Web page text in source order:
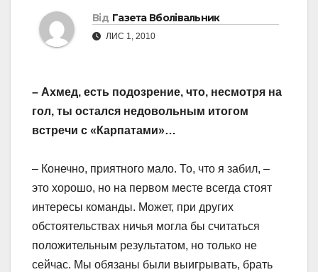
Від Газета Вболівальник
ЛИС 1, 2010
– Ахмед, есть подозрение, что, несмотря на
гол, ты остался недовольным итогом
встречи с «Карпатами»…
– Конечно, приятного мало. То, что я забил, –
это хорошо, но на первом месте всегда стоят
интересы команды. Может, при других
обстоятельствах ничья могла бы считаться
положительным результатом, но только не
сейчас. Мы обязаны были выигрывать, брать